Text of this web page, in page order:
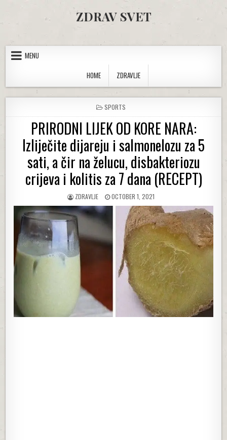
ZDRAV SVET
MENU
HOME
ZDRAVLJE
POSTED IN
SPORTS
PRIRODNI LIJEK OD KORE NARA:
Izliječite dijareju i salmonelozu za 5
sati, a čir na želucu, disbakteriozu
crijeva i kolitis za 7 dana (RECEPT)
AUTHOR:
ZDRAVLJE PUBLISHED DATE:
OCTOBER 1, 2021